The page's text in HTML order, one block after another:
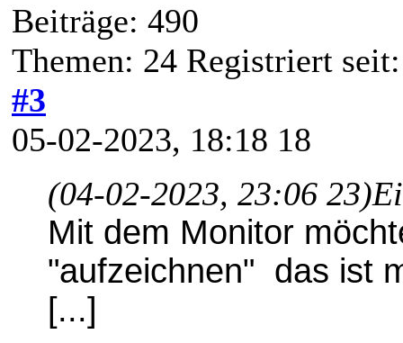
Beiträge: 490
Themen: 24 Registriert
#3
05-02-2023, 18:18 18
(04-02-2023, 23:06 23)
Mit dem Monitor
"aufzeichnen" das ist
[...]